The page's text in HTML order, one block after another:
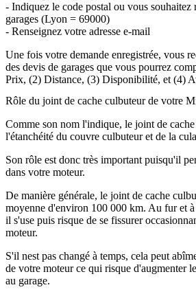
- Indiquez le code postal ou vous souhaitez
garages (Lyon = 69000)
- Renseignez votre adresse e-mail
Une fois votre demande enregistrée, vous
des devis de garages que vous pourrez
Prix, (2) Distance, (3) Disponibilité, et (4)
Rôle du joint de cache culbuteur de votre
Comme son nom l'indique, le joint de
l'étanchéité du couvre culbuteur et de la
Son rôle est donc très important puisqu'il
dans votre moteur.
De manière générale, le joint de cache
moyenne d'environ 100 000 km. Au fur et à
il s'use puis risque de se fissurer
moteur.
S'il nest pas changé à temps, cela peut
de votre moteur ce qui risque d'augmenter
au garage.